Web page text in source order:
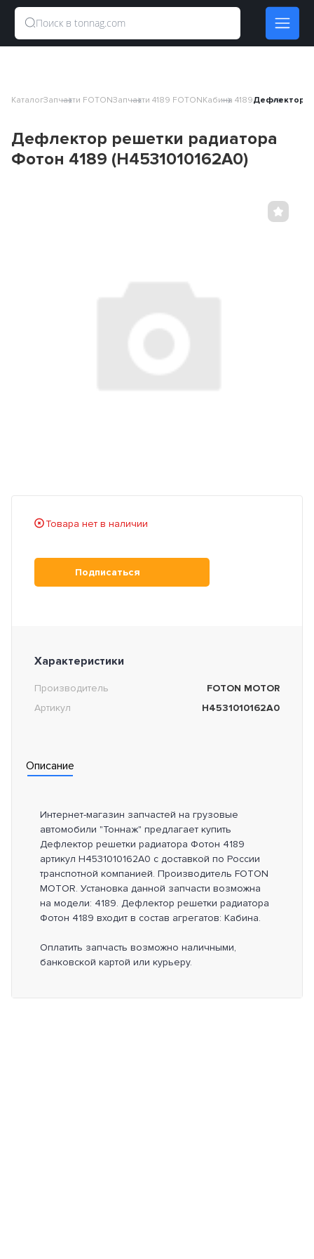
КаталогЗапчасти FOTONЗапчасти 4189 FOTONКабина 4189Дефлектор
Дефлектор решетки радиатора
Фотон 4189 (H4531010162A0)
Товара нет в наличии
Подписаться
Характеристики
Производитель
FOTON MOTOR
Артикул
H4531010162A0
Описание
Интернет-магазин запчастей на грузовые
автомобили "Тоннаж" предлагает купить
Дефлектор решетки радиатора Фотон 4189
артикул H4531010162A0 с доставкой по России
транспотной компанией. Производитель FOTON
MOTOR. Установка данной запчасти возможна
на модели: 4189. Дефлектор решетки радиатора
Фотон 4189 входит в состав агрегатов: Кабина.
Оплатить запчасть возможно наличными,
банковской картой или курьеру.